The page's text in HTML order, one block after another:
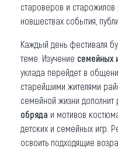
староверов и
новшествах события,
Каждый день фестиваля
теме. Изучение семейных
уклада перейдет в
старейшими жителями
семейной жизни дополнит
обряда и мотивов
детских и семейных игр.
освоить подходящие